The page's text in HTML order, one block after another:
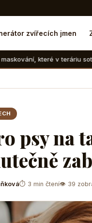
zvířecích jmen
sotva najdete
psy na
⏱ 3 min čtení👁 39